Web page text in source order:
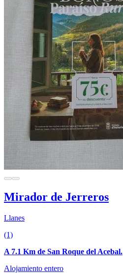
Mirador de Jerreros
Llanes
(1)
A 7.1 Km de San Roque del Acebal.
Alojamiento entero